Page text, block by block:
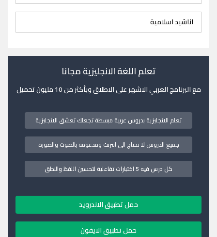
اناشيد اسلامية
تعلم اللغة الانجليزية مجانا
مع البرنامج العربي الاشهر على الاطلاق وبأكثر من 10 مليون تحميل
تعلم الانجليزية بدروس عربية مبسطة تجعلك تعشق الانجليزية
جميع الدروس لا تحتاج الى انترنت ومدعومة بالصوت والصورة
كل درس فيه 5 اختبارات تفاعلية لتحسين اللفظ والنطق
حمل تطبيق الاندرويد
حمل تطبيق الايفون